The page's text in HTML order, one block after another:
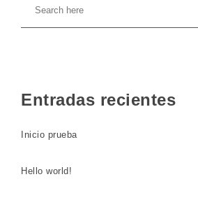
Entradas recientes
Inicio prueba
Hello world!